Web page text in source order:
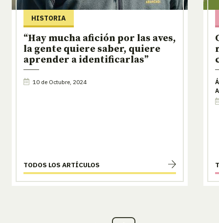
HISTORIA
“Hay mucha afición por las aves,
la gente quiere saber, quiere
aprender a identificarlas”
10 de Octubre, 2024
TODOS LOS ARTÍCULOS